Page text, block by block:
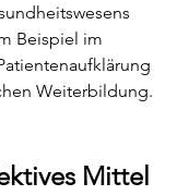
Beispiel im
Weiterbildung.
Mittel